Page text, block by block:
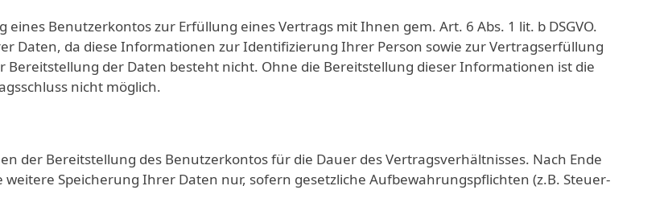
Benutzerkontos zur Erfüllung eines Vertrags mit Ihnen gem. Art. 6 Abs. 1 lit. b DSGVO.
Daten, da diese Informationen zur Identifizierung Ihrer Person sowie zur Vertragserfüllung
Bereitstellung der Daten besteht nicht. Ohne die Bereitstellung dieser Informationen ist die
nicht möglich.
der Bereitstellung des Benutzerkontos für die Dauer des Vertragsverhältnisses. Nach Ende
Speicherung Ihrer Daten nur, sofern gesetzliche Aufbewahrungspflichten (z.B. Steuer-